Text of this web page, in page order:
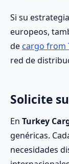
Si su
europeos,
de cargo from
red de
Solicite
En Turkey
genéricas.
necesidades